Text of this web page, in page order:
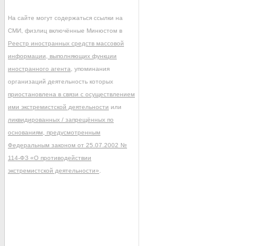
На сайте могут содержаться ссылки на
СМИ, физлиц включённые Минюстом в
Реестр иностранных средств массовой
информации, выполняющих функции
иностранного агента , упоминания
организаций деятельность которых
приостановлена в связи с осуществлением
ими экстремистской деятельности или
ликвидированных / запрещённых по
основаниям, предусмотренным
Федеральным законом от 25.07.2002 №
114-ФЗ «О противодействии
экстремистской деятельности»